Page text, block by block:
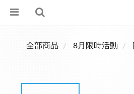
全部商品 8月限時活動